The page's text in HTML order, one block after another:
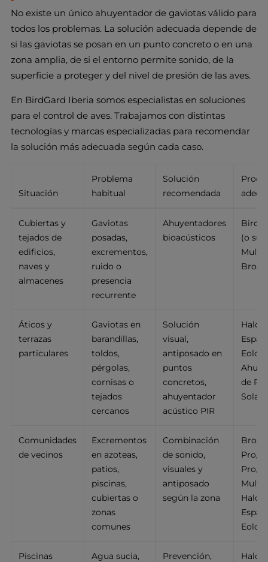
No existe un único ahuyentador de gaviotas válido para
todos los problemas. La solución adecuada depende de
si las gaviotas se posan en un punto concreto o en una
zona amplia, de si el entorno permite sonido, de la
superficie a proteger y del nivel de presión de las aves.
En BirdGard Iberia somos especialistas en soluciones
para el control de aves. Trabajamos con distintas
tecnologías y marcas especializadas para recomendar
la solución más adecuada según cada caso.
Situación
Problema
habitual
Solución
recomendada
Cubiertas y
tejados de
edificios,
naves y
almacenes
Gaviotas
posadas,
excrementos,
ruido o
presencia
recurrente
Ahuyentadores
bioacústicos
(o
Áticos y
terrazas
particulares
Gaviotas en
barandillas,
toldos,
pérgolas,
cornisas o
tejados
cercanos
Solución
visual,
antiposado en
puntos
concretos,
ahuyentador
acústico PIR
Eolo
de
Solar
Comunidades
de vecinos
Excrementos
en azoteas,
patios,
piscinas,
cubiertas o
zonas
comunes
Combinación
de sonido,
visuales y
antiposado
según la zona
Pro,
Pro,
Eolo
Piscinas
Agua sucia,
Prevención,